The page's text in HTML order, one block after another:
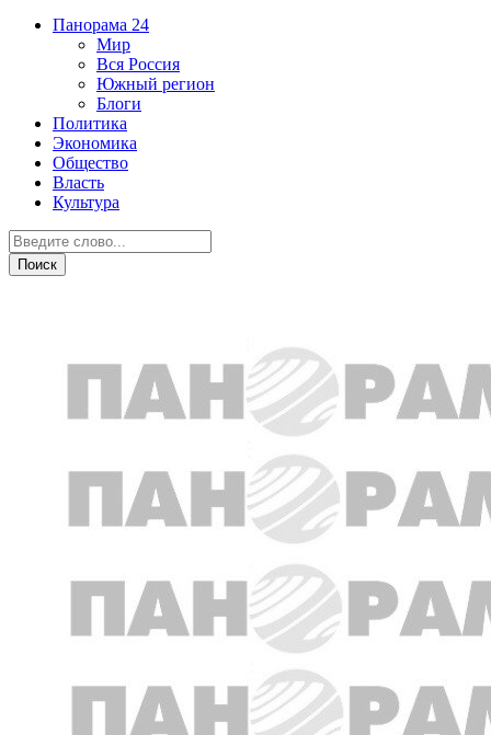
Панорама 24
Мир
Вся Россия
Южный регион
Блоги
Политика
Экономика
Общество
Власть
Культура